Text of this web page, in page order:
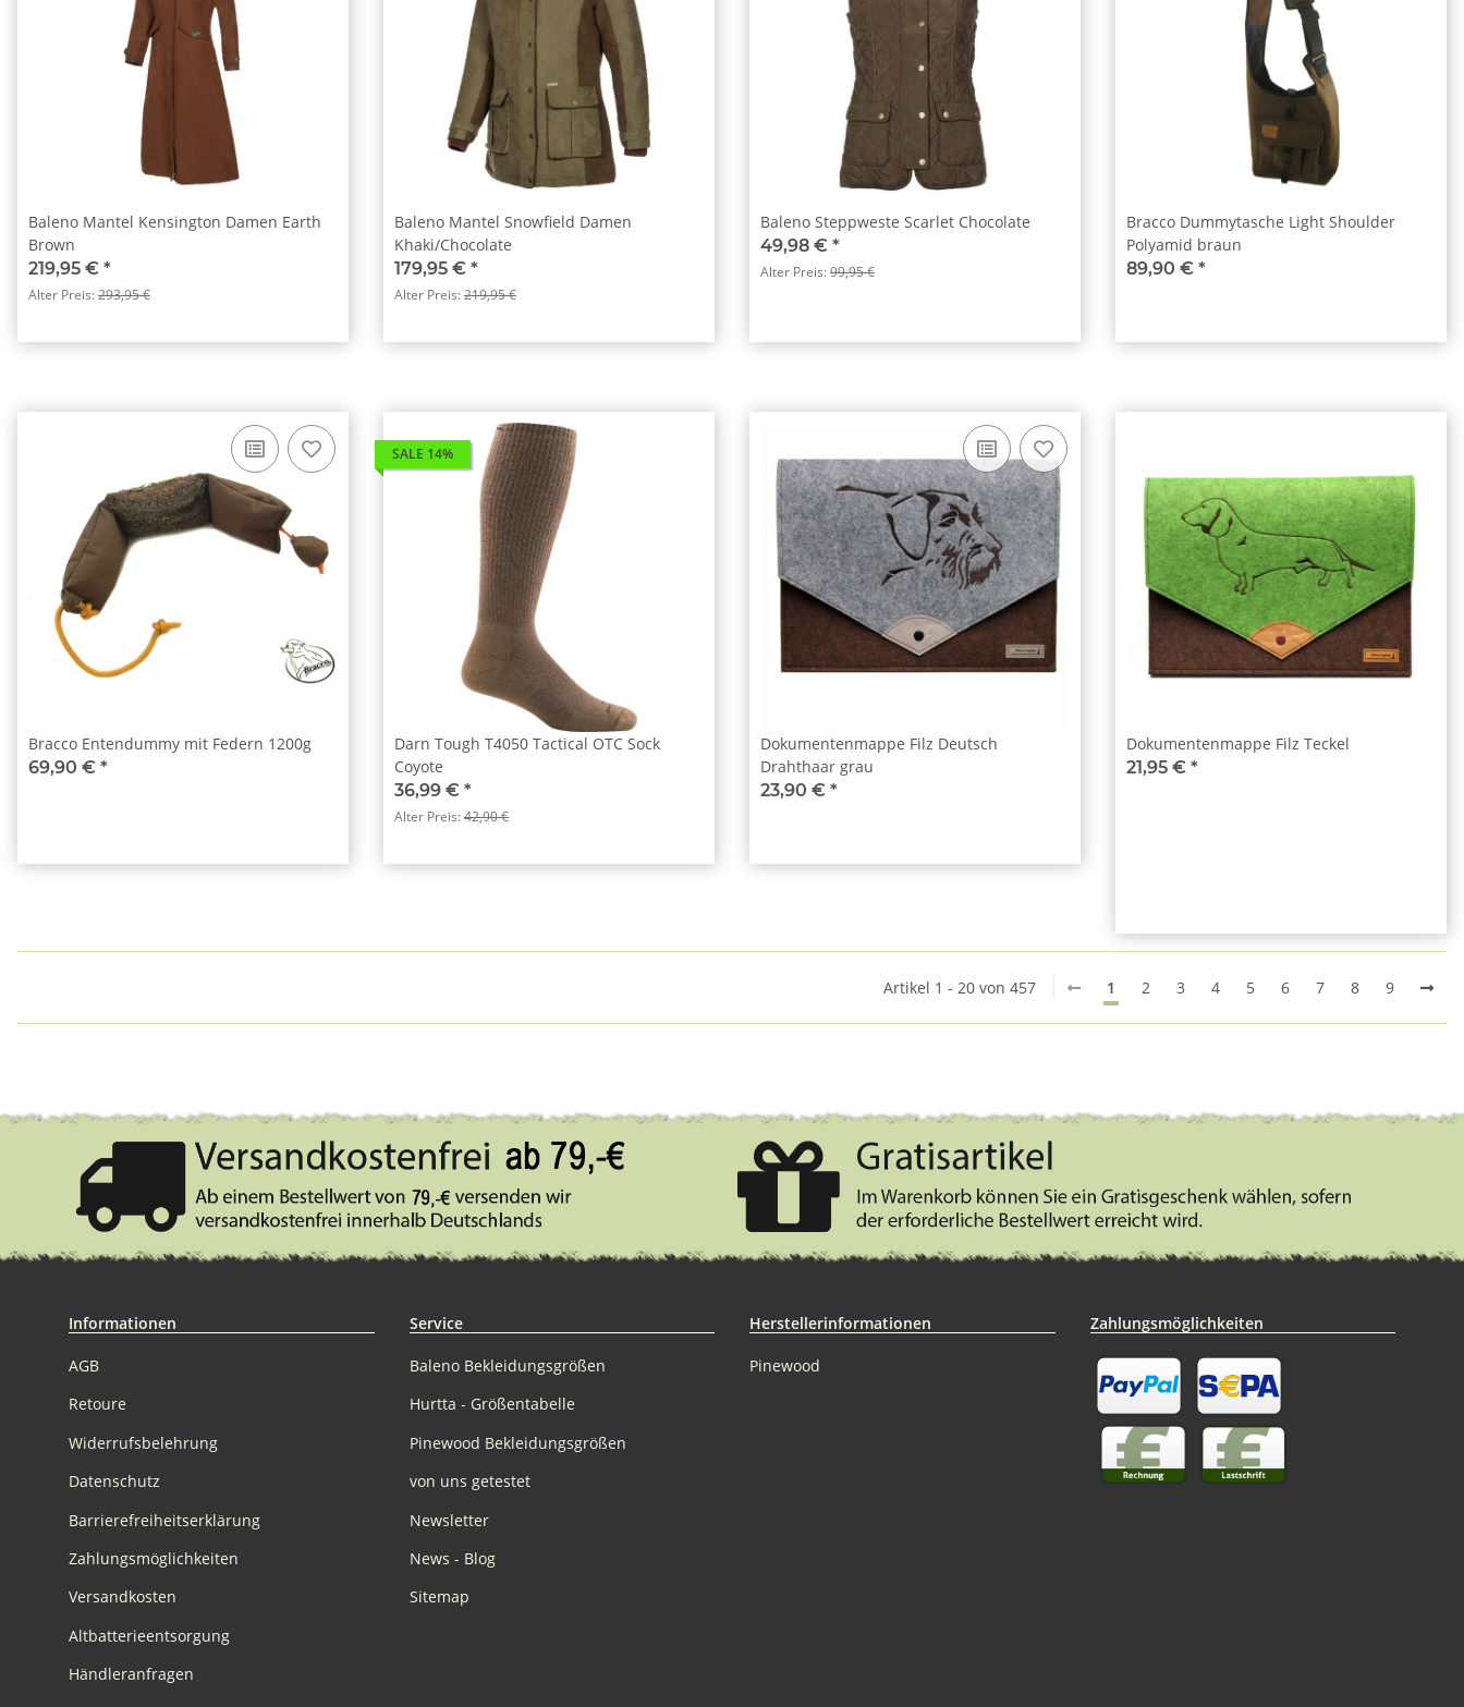
Baleno Mantel Kensington Damen Earth
Brown
219,95 € *
Alter Preis:293,95 €
Baleno Mantel Snowfield Damen
Khaki/Chocolate
179,95 € *
Alter Preis:219,95 €
Baleno Steppweste Scarlet Chocolate
49,98 € *
Alter Preis:99,95 €
Bracco Dummytasche Light Shoulder
Polyamid braun
89,90 € *
Bracco Entendummy mit Federn 1200g
69,90 € *
SALE 14%
Darn Tough T4050 Tactical OTC Sock
Coyote
36,99 € *
Alter Preis:42,90 €
Dokumentenmappe Filz Deutsch
Drahthaar grau
23,90 € *
Dokumentenmappe Filz Teckel
21,95 € *
Artikel 1 - 20 von 457 1 2 3 4 5 6 7 8 9
Informationen
AGB
Retoure
Widerrufsbelehrung
Datenschutz
Barrierefreiheitserklärung
Zahlungsmöglichkeiten
Versandkosten
Altbatterieentsorgung
Händleranfragen
Service
Baleno Bekleidungsgrößen
Hurtta - Größentabelle
Pinewood Bekleidungsgrößen
von uns getestet
Newsletter
News - Blog
Sitemap
Herstellerinformationen
Pinewood
Zahlungsmöglichkeiten